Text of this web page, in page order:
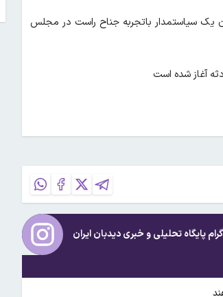
فرانسه، مارلیکس ۵۴ سال داشت و به عنوان یک سیاستمدار باتجربه جناح راست در مجلس
آغاز شده است
پایگاه تحلیلی و خبریدیدبان ایران